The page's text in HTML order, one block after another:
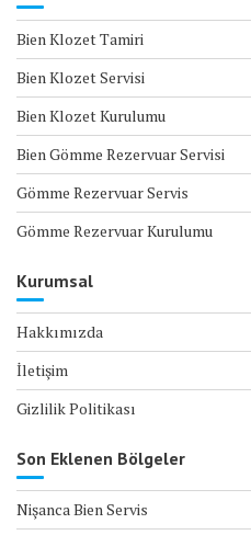
Bien Klozet Tamiri
Bien Klozet Servisi
Bien Klozet Kurulumu
Bien Gömme Rezervuar Servisi
Gömme Rezervuar Servis
Gömme Rezervuar Kurulumu
Kurumsal
Hakkımızda
İletişim
Gizlilik Politikası
Son Eklenen Bölgeler
Nişanca Bien Servis